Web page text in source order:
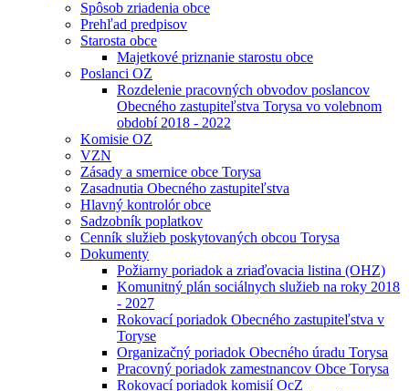
Spôsob zriadenia obce
Prehľad predpisov
Starosta obce
Majetkové priznanie starostu obce
Poslanci OZ
Rozdelenie pracovných obvodov poslancov
Obecného zastupiteľstva Torysa vo volebnom
období 2018 - 2022
Komisie OZ
VZN
Zásady a smernice obce Torysa
Zasadnutia Obecného zastupiteľstva
Hlavný kontrolór obce
Sadzobník poplatkov
Cenník služieb poskytovaných obcou Torysa
Dokumenty
Požiarny poriadok a zriaďovacia listina (OHZ)
Komunitný plán sociálnych služieb na roky 2018
- 2027
Rokovací poriadok Obecného zastupiteľstva v
Toryse
Organizačný poriadok Obecného úradu Torysa
Pracovný poriadok zamestnancov Obce Torysa
Rokovací poriadok komisií OcZ